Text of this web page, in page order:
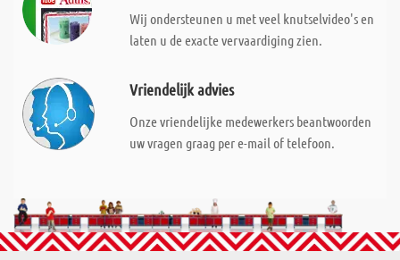
Wij ondersteunen u met veel knutselvideo's en
laten u de exacte vervaardiging zien.
Vriendelijk advies
Onze vriendelijke medewerkers beantwoorden
uw vragen graag per e-mail of telefoon.